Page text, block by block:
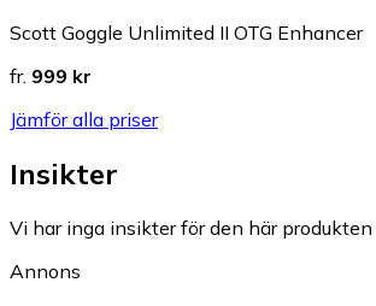
Scott Goggle Unlimited II OTG Enhancer
fr. 999 kr
Jämför alla priser
Insikter
Vi har inga insikter för den här produkten
Annons